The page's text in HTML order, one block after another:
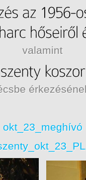
valamint
okt_23_meghívó